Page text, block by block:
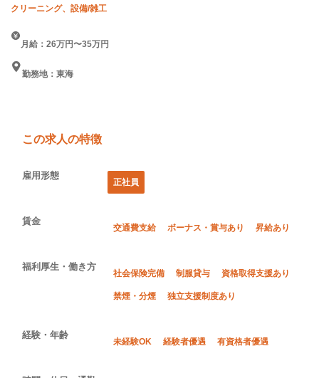
クリーニング、設備/雑工
月給：26万円〜35万円
勤務地：東海
この求人の特徴
雇用形態
正社員
賃金
交通費支給 ボーナス・賞与あり 昇給あり
福利厚生・働き方
社会保険完備 制服貸与 資格取得支援あり
禁煙・分煙 独立支援制度あり
経験・年齢
未経験OK 経験者優遇 有資格者優遇